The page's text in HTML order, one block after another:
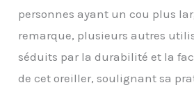
personnes ayant un cou plus
remarque, plusieurs autres
séduits par la durabilité et la
de cet oreiller, soulignant sa